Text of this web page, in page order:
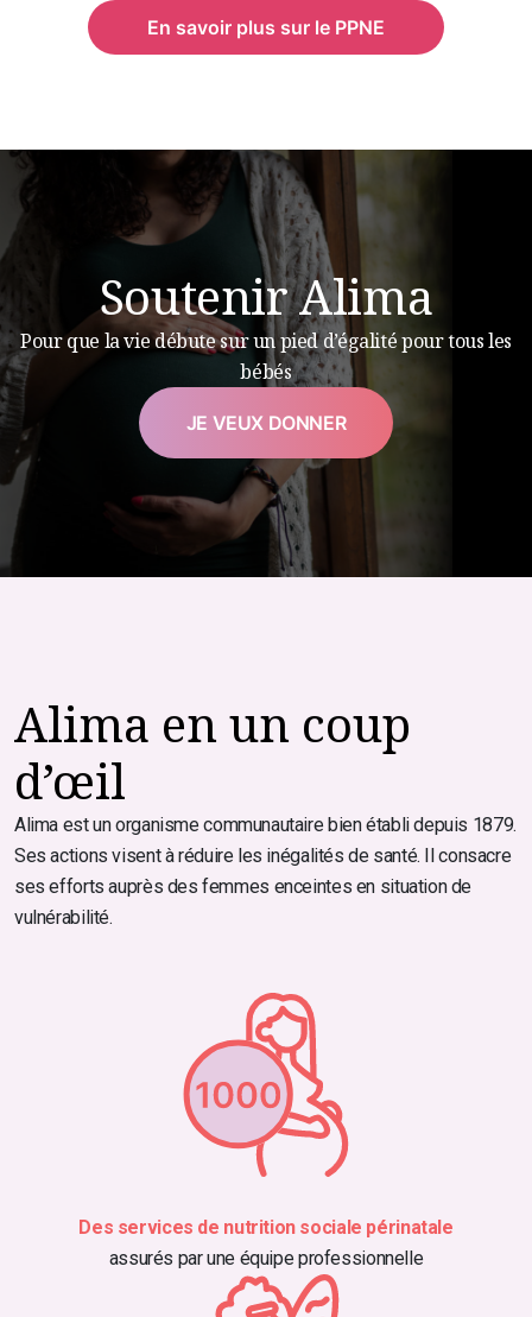
En savoir plus sur le PPNE
Soutenir Alima
Pour que la vie débute sur un pied d’égalité pour tous les
bébés
JE VEUX DONNER
Alima en un coup
d’œil
Alima est un organisme communautaire bien établi depuis 1879.
Ses actions visent à réduire les inégalités de santé. Il consacre
ses efforts auprès des femmes enceintes en situation de
vulnérabilité.
Des services de nutrition sociale périnatale
assurés par une équipe professionnelle